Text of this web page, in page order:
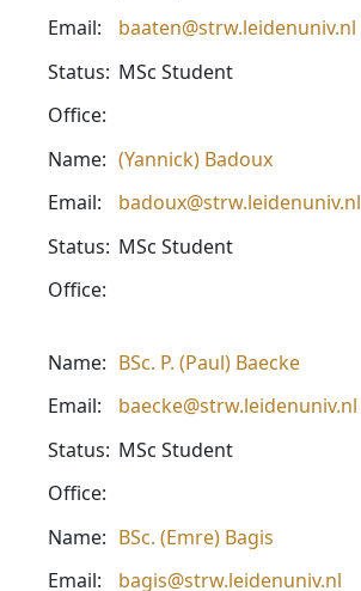
Email:
baaten@strw.leidenuniv.nl
Status: MSc Student
Office:
Name: (Yannick) Badoux
Email:
badoux@strw.leidenuniv.nl
Status: MSc Student
Office:
Name: BSc. P. (Paul) Baecke
Email:
baecke@strw.leidenuniv.nl
Status: MSc Student
Office:
Name: BSc. (Emre) Bagis
Email:
bagis@strw.leidenuniv.nl